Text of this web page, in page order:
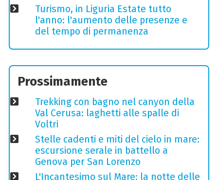
Turismo, in Liguria Estate tutto
l'anno: l'aumento delle presenze e
del tempo di permanenza
Prossimamente
Trekking con bagno nel canyon della
Val Cerusa: laghetti alle spalle di
Voltri
Stelle cadenti e miti del cielo in mare:
escursione serale in battello a
Genova per San Lorenzo
L'Incantesimo sul Mare: la notte delle